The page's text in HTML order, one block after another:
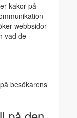
kakor på
webbsidor
vad de
besökarens